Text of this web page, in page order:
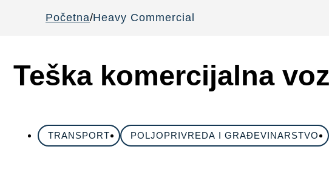
Početna Heavy Commercial
Teška komercijalna
TRANSPORT POLJOPRIVREDA I GRAĐEVINARSTVO